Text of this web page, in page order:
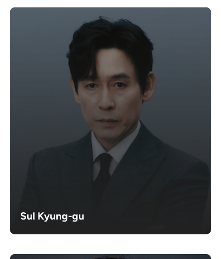
Sul Kyung-gu